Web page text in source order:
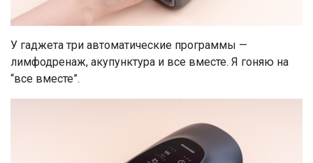
У гаджета три автоматические программы —
лимфодренаж, акупунктура и все вместе. Я гоняю на
“все вместе”.